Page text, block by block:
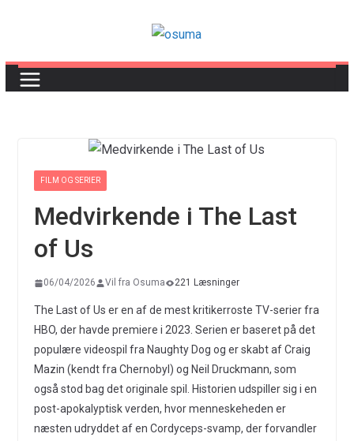
content
FILM OG SERIER
Medvirkende i The Last
of Us
06/04/2026 Vil fra Osuma 221 Læsninger
The Last of Us er en af de mest kritikerroste TV-serier fra
HBO, der havde premiere i 2023. Serien er baseret på det
populære videospil fra Naughty Dog og er skabt af Craig
Mazin (kendt fra Chernobyl) og Neil Druckmann, som
også stod bag det originale spil. Historien udspiller sig i en
post-apokalyptisk verden, hvor menneskeheden er
næsten udryddet af en Cordyceps-svamp, der forvandler